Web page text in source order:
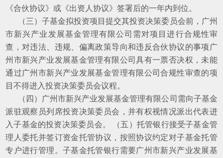
《合伙协议》或《出资人协议》签署后的一年内到位。
（三）子基金拟投资项目提交其投资决策委员会前，广州
市新兴产业发展基金管理有限公司需对项目进行合规性审
查，对违法、违规、偏离政策导向和违反合伙协议的事项广
州市新兴产业发展基金管理有限公司具有一票否决权，未能
通过广州市新兴产业发展基金管理有限公司合规性审查的项
目不得进入投资决策委员会议程。
（四）广州市新兴产业发展基金管理有限公司需向子基金
派驻观察员列席投资决策委员会，并有权视情况派出代表进
入子基金的投资决策委员会。 （五）托管银行接受子基金管
理人委托并签订资金托管协议，按照协议约定对子基金托管
专户进行管理。子基金托管银行需要广州市新兴产业发展基